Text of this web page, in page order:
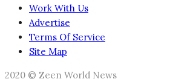
Work With Us
Advertise
Terms Of Service
Site Map
2020 © Zeen World News